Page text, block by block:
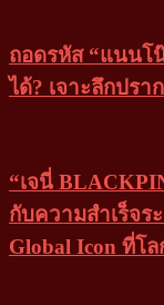
ถอดรหัส “แนนโ
ได้? เจาะลึกปร
“เจนี่
กับความสำเร็จร
Global Icon ที่โ